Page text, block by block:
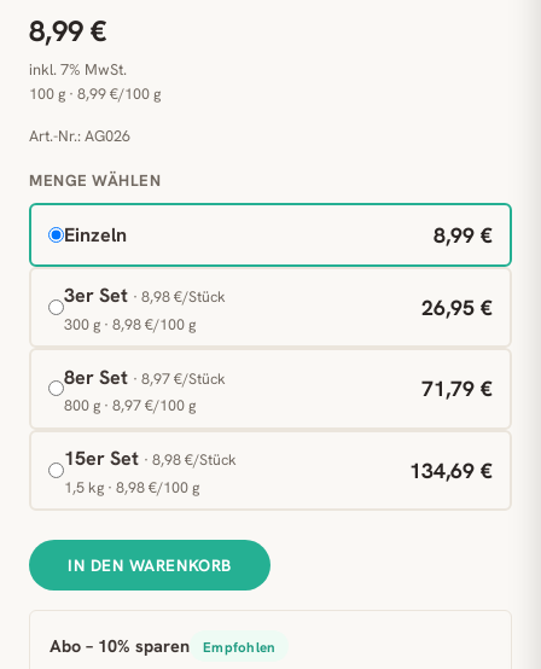
8,99 €
inkl. 7% MwSt.
100 g · 8,99 €/100 g
Art.-Nr.: AG026
MENGE WÄHLEN
Einzeln 8,99 €
3er Set · 8,98 €/Stück
300 g · 8,98 €/100 g
26,95 €
8er Set · 8,97 €/Stück
800 g · 8,97 €/100 g
71,79 €
15er Set · 8,98 €/Stück
1,5 kg · 8,98 €/100 g
134,69 €
IN DEN WARENKORB
Abo – 10% sparen Empfohlen